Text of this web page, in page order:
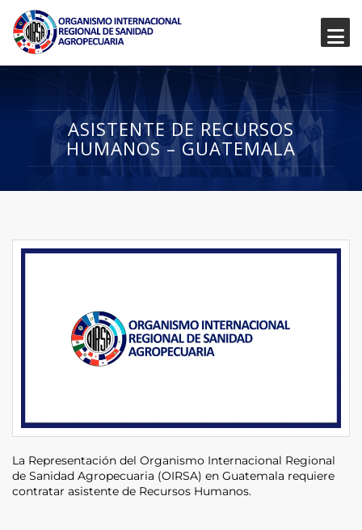
ASISTENTE DE RECURSOS
HUMANOS – GUATEMALA
La Representación del Organismo Internacional Regional
de Sanidad Agropecuaria (OIRSA) en Guatemala requiere
contratar asistente de Recursos Humanos.